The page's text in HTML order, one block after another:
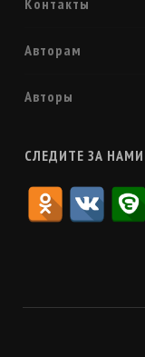
Контакты
Авторам
Авторы
СЛЕДИТЕ ЗА НАМИ